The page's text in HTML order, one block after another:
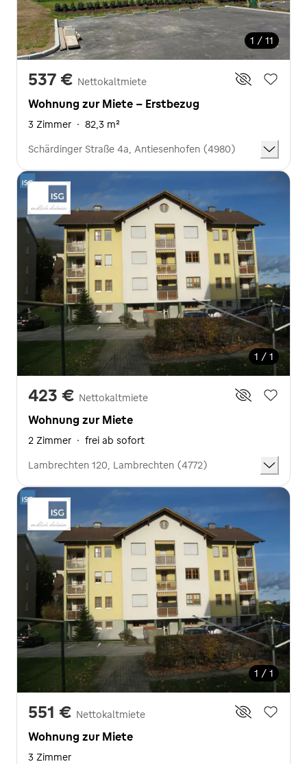
1 / 11
537 € Nettokaltmiete
Wohnung zur Miete - Erstbezug
3 Zimmer · 82,3 m²
Schärdinger Straße 4a, Antiesenhofen (4980)
1 / 1
423 € Nettokaltmiete
Wohnung zur Miete
2 Zimmer · frei ab sofort
Lambrechten 120, Lambrechten (4772)
1 / 1
551 € Nettokaltmiete
Wohnung zur Miete
3 Zimmer